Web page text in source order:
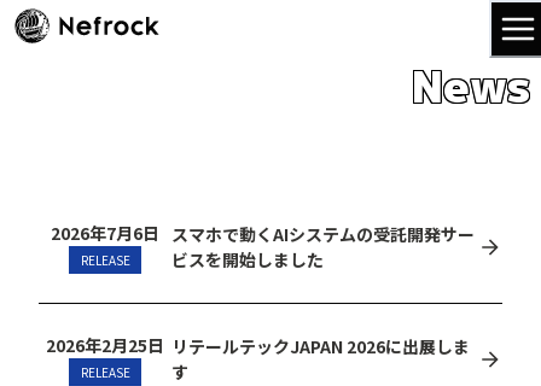
News
2026年7月6日
RELEASE
スマホで動くAIシステムの受託開発サー
ビスを開始しました
2026年2月25日
RELEASE
リテールテックJAPAN 2026に出展しま
す